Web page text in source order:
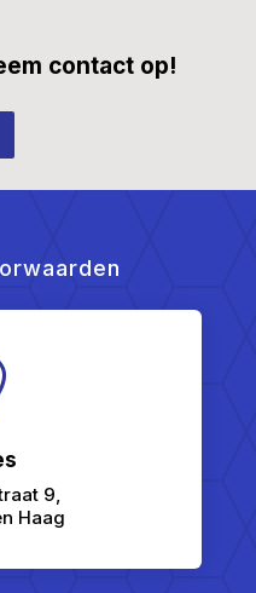
contact op!
9,
Haag